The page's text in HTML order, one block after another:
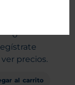
o
ver precios.
al carrito